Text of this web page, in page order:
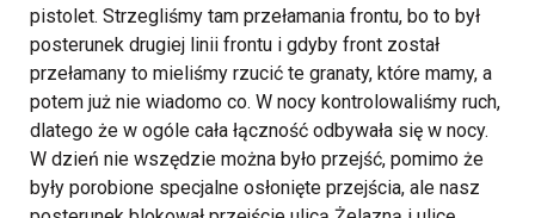
pistolet. Strzegliśmy tam przełamania frontu, bo to był
posterunek drugiej linii frontu i gdyby front został
przełamany to mieliśmy rzucić te granaty, które mamy, a
potem już nie wiadomo co. W nocy kontrolowaliśmy ruch,
dlatego że w ogóle cała łączność odbywała się w nocy.
W dzień nie wszędzie można było przejść, pomimo że
były porobione specjalne osłonięte przejścia, ale nasz